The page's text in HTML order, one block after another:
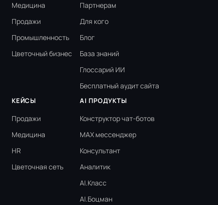
Медицина
Продажи
Промышленность
Цветочный бизнес
Партнерам
Для кого
Блог
База знаний
Глоссарий ИИ
Бесплатный аудит сайта
КЕЙСЫ
Продажи
Медицина
HR
Цветочная сеть
AI ПРОДУКТЫ
Конструктор чат-ботов
MAX мессенджер
Консультант
Аналитик
AI.Класс
AI.Боцман